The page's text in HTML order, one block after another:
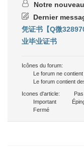
Notre
Dernier
凭证书【Q微
业毕业证书
Icônes du forum:
Le forum ne
Le forum contient
Icones d'article:
Important
Fermé